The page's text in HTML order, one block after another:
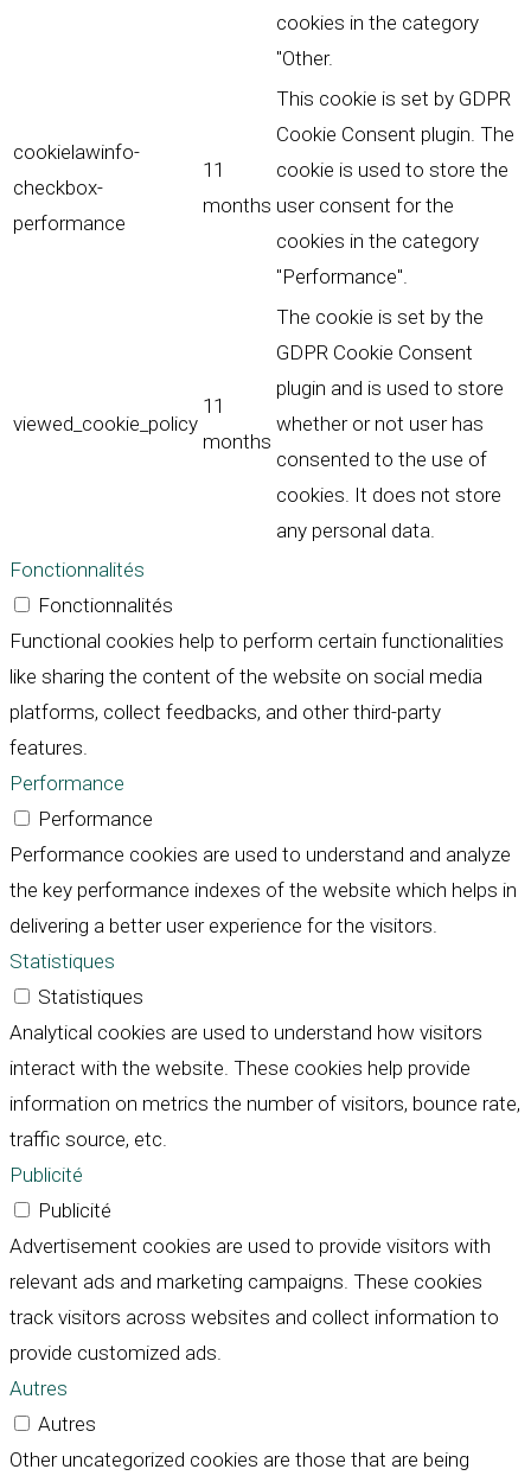
cookies in the category
"Other.
cookielawinfo-
checkbox-
performance
11
months
This cookie is set by GDPR
Cookie Consent plugin. The
cookie is used to store the
user consent for the
cookies in the category
"Performance".
viewed_cookie_policy
11
months
The cookie is set by the
GDPR Cookie Consent
plugin and is used to store
whether or not user has
consented to the use of
cookies. It does not store
any personal data.
Fonctionnalités
Fonctionnalités
Functional cookies help to perform certain functionalities
like sharing the content of the website on social media
platforms, collect feedbacks, and other third-party
features.
Performance
Performance
Performance cookies are used to understand and analyze
the key performance indexes of the website which helps in
delivering a better user experience for the visitors.
Statistiques
Statistiques
Analytical cookies are used to understand how visitors
interact with the website. These cookies help provide
information on metrics the number of visitors, bounce rate,
traffic source, etc.
Publicité
Publicité
Advertisement cookies are used to provide visitors with
relevant ads and marketing campaigns. These cookies
track visitors across websites and collect information to
provide customized ads.
Autres
Autres
Other uncategorized cookies are those that are being